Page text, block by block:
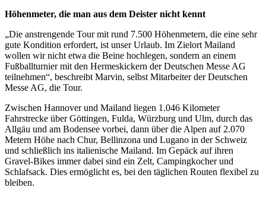
Höhenmeter, die man aus dem Deister nicht kennt
„Die anstrengende Tour mit rund 7.500 Höhenmetern, die eine sehr
gute Kondition erfordert, ist unser Urlaub. Im Zielort Mailand
wollen wir nicht etwa die Beine hochlegen, sondern an einem
Fußballturnier mit den Hermeskickern der Deutschen Messe AG
teilnehmen“, beschreibt Marvin, selbst Mitarbeiter der Deutschen
Messe AG, die Tour.
Zwischen Hannover und Mailand liegen 1.046 Kilometer
Fahrstrecke über Göttingen, Fulda, Würzburg und Ulm, durch das
Allgäu und am Bodensee vorbei, dann über die Alpen auf 2.070
Metern Höhe nach Chur, Bellinzona und Lugano in der Schweiz
und schließlich ins italienische Mailand. Im Gepäck auf ihren
Gravel-Bikes immer dabei sind ein Zelt, Campingkocher und
Schlafsack. Dies ermöglicht es, bei den täglichen Routen flexibel zu
bleiben.